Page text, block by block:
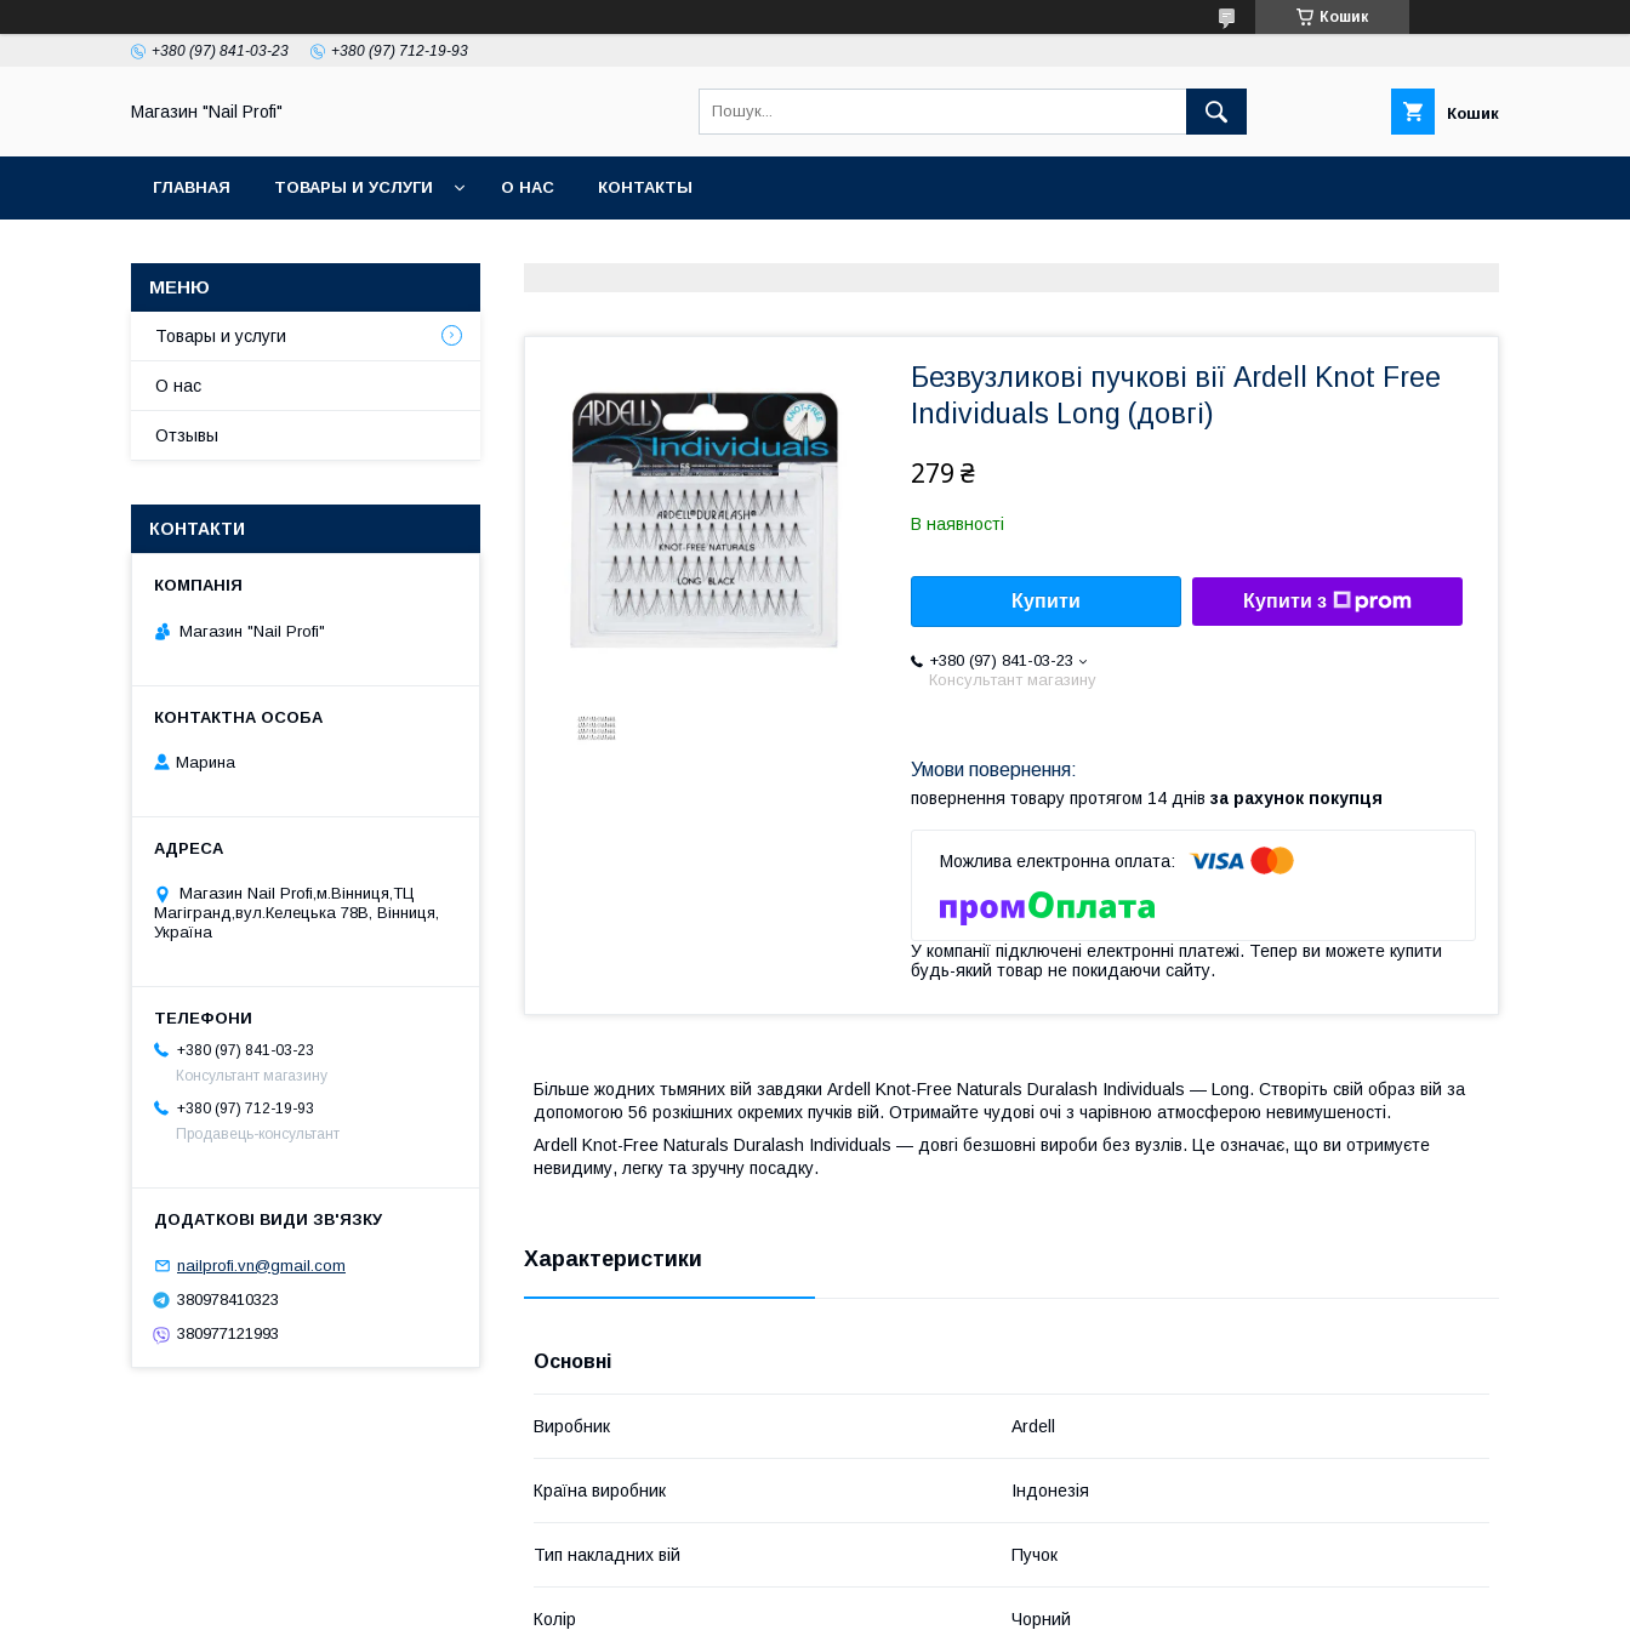
Кошик
+380 (97) 841-03-23 +380 (97) 712-19-93
Магазин "Nail Profi" Кошик
ГЛАВНАЯ ТОВАРЫ И УСЛУГИ О НАС КОНТАКТЫ
Безвузликові пучкові вії Ardell Knot Free
Individuals Long (довгі)
279 ₴
В наявності
Купити Купити з
+380 (97) 841-03-23
Консультант магазину
повернення товару протягом 14 днів за рахунок покупця
У компанії підключені електронні платежі. Тепер ви можете купити
будь-який товар не покидаючи сайту.
Більше жодних тьмяних вій завдяки Ardell Knot-Free Naturals Duralash Individuals — Long. Створіть свій образ вій за
допомогою 56 розкішних окремих пучків вій. Отримайте чудові очі з чарівною атмосферою невимушеності.
Ardell Knot-Free Naturals Duralash Individuals — довгі безшовні вироби без вузлів. Це означає, що ви отримуєте
невидиму, легку та зручну посадку.
Характеристики
Основні
Виробник Ardell
Країна виробник Індонезія
Тип накладних вій Пучок
Колір Чорний
Товары и услуги
О нас
Отзывы
КОНТАКТИ
Магазин "Nail Profi"
Марина
Магазин Nail Profi,м.Вінниця,ТЦ
Магігранд,вул.Келецька 78В, Вінниця,
Україна
+380 (97) 841-03-23
Консультант магазину
+380 (97) 712-19-93
Продавець-консультант
nailprofi.vn@gmail.com
380978410323
380977121993